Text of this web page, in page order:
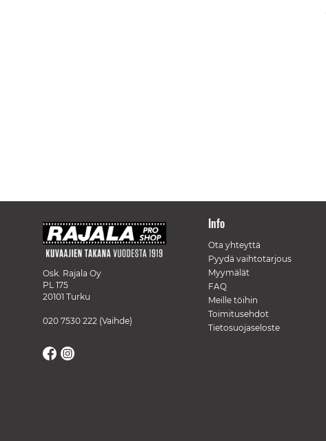
Osk. Rajala Oy
PL 175
20101 Turku
020 7530 222 (Vaihde)
Info
Ota yhteyttä
Pyydä vaihtotarjous
Myymälät
FAQ
Meille töihin
Toimitusehdot
Tietosuojaseloste